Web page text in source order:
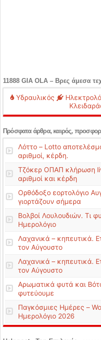
11888 GIA OLA – Βρες άμεσα
Υδραυλικός
Πρόσφατα άρθρα, καιρός,
Λόττο – Lotto
αριθμοί, κέρδη.
Τζόκερ ΟΠΑΠ κλήρωση
αριθμοί και κέρδη
Ορθόδοξο εορτολόγιο
γιορτάζουν σήμερα
Βολβοί Λουλουδιών. Τι
Ημερολόγιο
Λαχανικά – κηπευτικά.
τον Αύγουστο
Λαχανικά – κηπευτικά.
τον Αύγουστο
Αρωματικά φυτά και
φυτεύουμε
Παγκόσμιες Ημέρες –
Ημερολόγιο 2026